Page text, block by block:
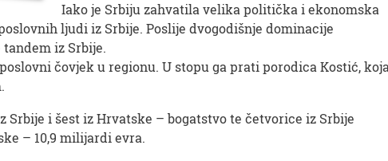
Iako je Srbiju zahvatila velika politička i ekonomska
ljudi iz Srbije. Poslije dvogodišnje dominacije
iz Srbije.
čovjek u regionu. U stopu ga prati porodica Kostić, koja
i šest iz Hrvatske – bogatstvo te četvorice iz Srbije
– 10,9 milijardi evra.